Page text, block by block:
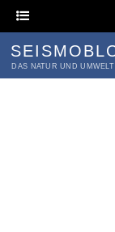
DAS NATUR UND